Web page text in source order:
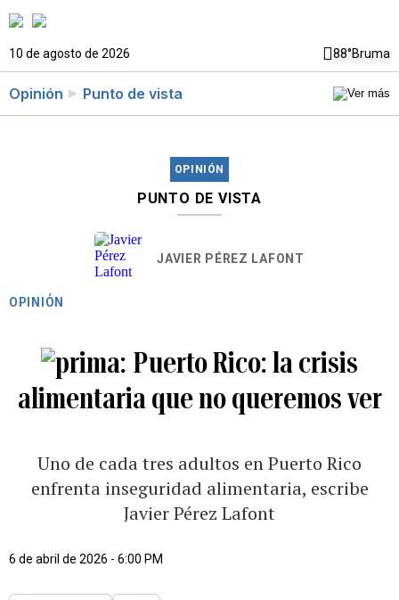
10 de agosto de 2026 88°Bruma
Opinión Punto de vista
OPINIÓN
PUNTO DE VISTA
JAVIER PÉREZ LAFONT
OPINIÓN
Puerto Rico: la crisis
alimentaria que no queremos ver
Uno de cada tres adultos en Puerto Rico
enfrenta inseguridad alimentaria, escribe
Javier Pérez Lafont
6 de abril de 2026 - 6:00 PM